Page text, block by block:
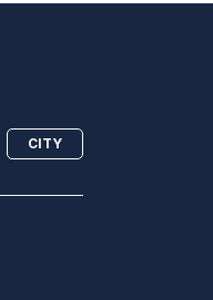
CITY